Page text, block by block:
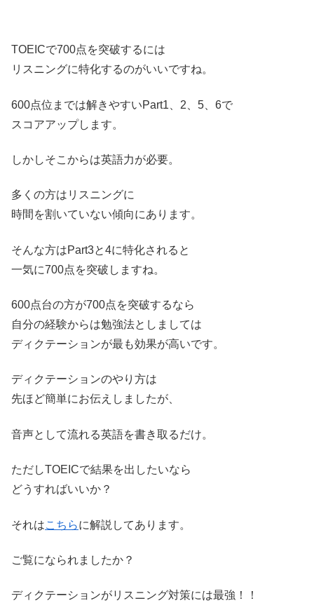
TOEICで700点を突破するには
リスニングに特化するのがいいですね。
600点位までは解きやすいPart1、2、5、6で
スコアアップします。
しかしそこからは英語力が必要。
多くの方はリスニングに
時間を割いていない傾向にあります。
そんな方はPart3と4に特化されると
一気に700点を突破しますね。
600点台の方が700点を突破するなら
自分の経験からは勉強法としましては
ディクテーションが最も効果が高いです。
ディクテーションのやり方は
先ほど簡単にお伝えしましたが、
音声として流れる英語を書き取るだけ。
ただしTOEICで結果を出したいなら
どうすればいいか？
それはこちらに解説してあります。
ご覧になられましたか？
ディクテーションがリスニング対策には最強！！